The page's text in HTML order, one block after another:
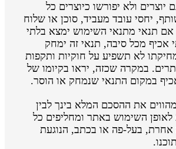
ולא יפורשו כיוצרים כל
יחסי עובד מעביד, סוכן או שלוח
תנאי מתנאי השימוש ימצא בלתי
מכל סיבה, תנאי זה ימחק
לא תשפיע על חוקיות ותקפות
במקרה שכזה, יראו בקיומו של
במקום התנאי שנמחק או הוסר.
את ההסכם המלא בינך לבין
השימוש באתר ומחליפים כל
בעל-פה או בכתב, הנוגעת